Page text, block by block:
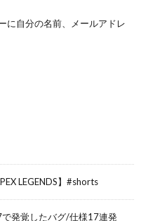
に自分の名前、メールアドレ
LEGENDS】#shorts
発覚したバグ/仕様17連発